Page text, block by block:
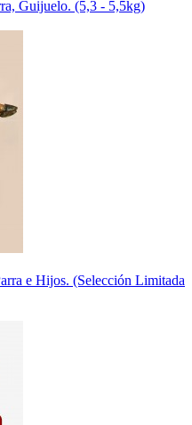
Guijuelo. (5,3 - 5,5kg)
e Hijos. (Selección Limitada